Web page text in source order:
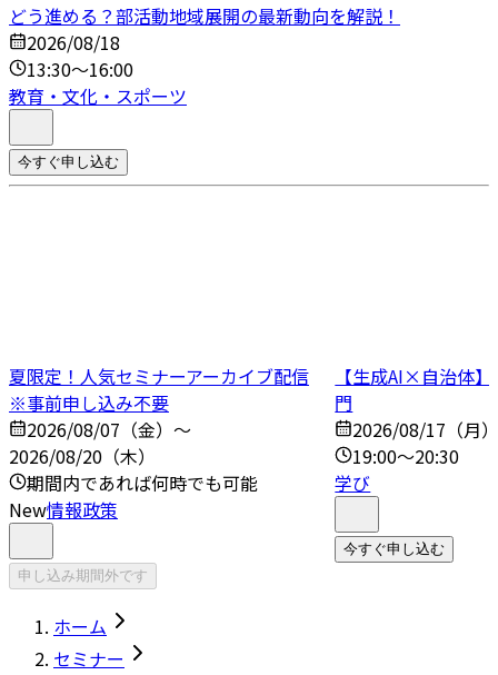
どう進める？部活動地域展開の最新動向を解説！
2026/08/18
13:30～16:00
教育・文化・スポーツ
今すぐ申し込む
夏限定！人気セミナーアーカイブ配信
※事前申し込み不要
2026/08/07（金）～
2026/08/20（木）
期間内であれば何時でも可能
New情報政策
申し込み期間外です
【生成AI×自治体
門
2026/08/17（月
19:00～20:30
学び
今すぐ申し込む
ホーム
セミナー